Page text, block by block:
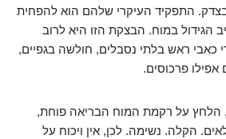
התפקיד העיקרי שלהם הוא להפחית
הגידול במוח. הבצקת הזו היא לרוב
כאבי ראש בלתי נסבלים, חולשה בגפיים,
אפילו פרכוסים.
הלחץ על רקמת המוח הבריאה פוחת,
הקלה. נשימה. לכן, אין ויכוח על